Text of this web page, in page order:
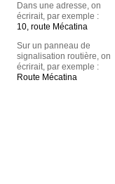
Dans une adresse, on
écrirait, par exemple :
10, route Mécatina
Sur un panneau de
signalisation routière, on
écrirait, par exemple :
Route Mécatina